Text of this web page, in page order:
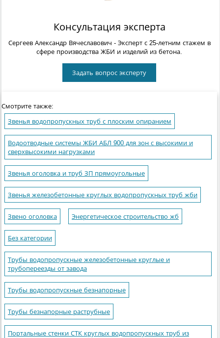
Консультация эксперта
Сергеев Александр Вячеславович - Эксперт с 25-летним стажем в
сфере производства ЖБИ и изделий из бетона.
Задать вопрос эксперту
Смотрите также:
Звенья водопропускных труб с плоским опиранием
Водоотводные системы ЖБИ АБЛ 900 для зон с высокими и
сверхвысокими нагрузками
Звенья оголовка и труб ЗП прямоугольные
Звенья железобетонные круглых водопропускных труб жби
Звено оголовка Энергетическое строительство жб
Без категории
Трубы водопропускные железобетонные круглые и
трубопереезды от завода
Трубы водопропускные безнапорные
Трубы безнапорные раструбные
Портальные стенки СТК круглых водопропускных труб из